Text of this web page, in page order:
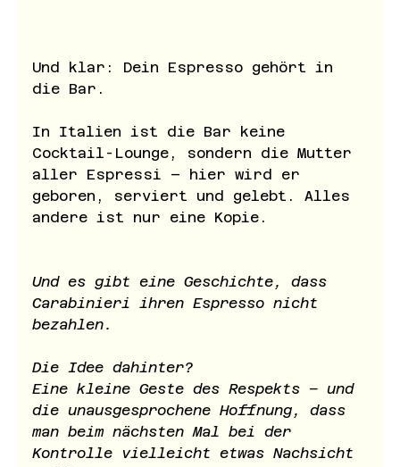
Und klar: Dein Espresso gehört in
die Bar.
In Italien ist die Bar keine
Cocktail-Lounge, sondern die Mutter
aller Espressi – hier wird er
geboren, serviert und gelebt. Alles
andere ist nur eine Kopie.
Und es gibt eine Geschichte, dass
Carabinieri ihren Espresso nicht
bezahlen.
Die Idee dahinter?
Eine kleine Geste des Respekts – und
die unausgesprochene Hoffnung, dass
man beim nächsten Mal bei der
Kontrolle vielleicht etwas Nachsicht